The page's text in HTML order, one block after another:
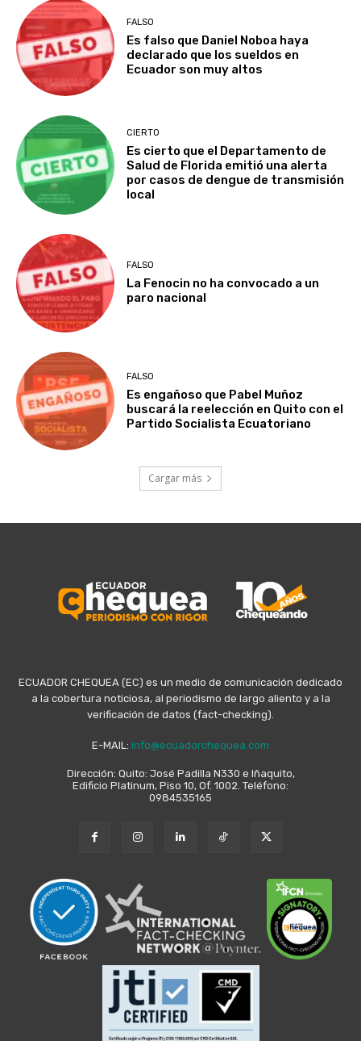
FALSO
Es falso que Daniel Noboa haya
declarado que los sueldos en
Ecuador son muy altos
CIERTO
Es cierto que el Departamento de
Salud de Florida emitió una alerta
por casos de dengue de transmisión
local
FALSO
La Fenocin no ha convocado a un
paro nacional
FALSO
Es engañoso que Pabel Muñoz
buscará la reelección en Quito con el
Partido Socialista Ecuatoriano
Cargar más
ECUADOR CHEQUEA (EC) es un medio de comunicación dedicado
a la cobertura noticiosa, al periodismo de largo aliento y a la
verificación de datos (fact-checking).
E-MAIL: info@ecuadorchequea.com
Dirección: Quito: José Padilla N330 e Iñaquito,
Edificio Platinum, Piso 10, Of. 1002. Teléfono:
0984535165